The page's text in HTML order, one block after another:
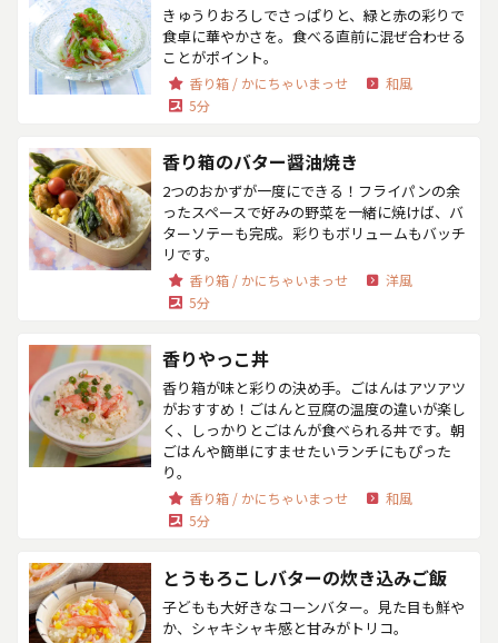
きゅうりおろしでさっぱりと、緑と赤の彩りで
食卓に華やかさを。食べる直前に混ぜ合わせる
ことがポイント。
香り箱 / かにちゃいまっせ
和風
5分
香り箱のバター醤油焼き
2つのおかずが一度にできる！フライパンの余
ったスペースで好みの野菜を一緒に焼けば、バ
ターソテーも完成。彩りもボリュームもバッチ
リです。
香り箱 / かにちゃいまっせ
洋風
5分
香りやっこ丼
香り箱が味と彩りの決め手。ごはんはアツアツ
がおすすめ！ごはんと豆腐の温度の違いが楽し
く、しっかりとごはんが食べられる丼です。朝
ごはんや簡単にすませたいランチにもぴった
り。
香り箱 / かにちゃいまっせ
和風
5分
とうもろこしバターの炊き込みご飯
子どもも大好きなコーンバター。見た目も鮮や
か、シャキシャキ感と甘みがトリコ。